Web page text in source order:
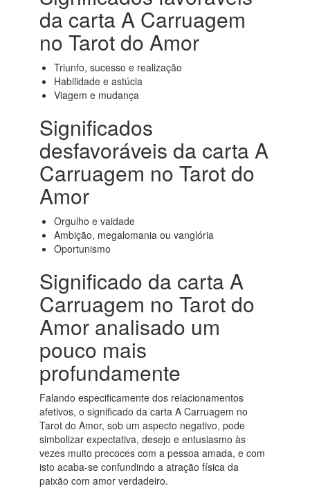
da carta A Carruagem
no Tarot do Amor
Triunfo, sucesso e realização
Habilidade e astúcia
Viagem e mudança
Significados
desfavoráveis da carta A
Carruagem no Tarot do
Amor
Orgulho e vaidade
Ambição, megalomania ou vanglória
Oportunismo
Significado da carta A
Carruagem no Tarot do
Amor analisado um
pouco mais
profundamente
Falando especificamente dos relacionamentos
afetivos, o significado da carta A Carruagem no
Tarot do Amor, sob um aspecto negativo, pode
simbolizar expectativa, desejo e entusiasmo às
vezes muito precoces com a pessoa amada, e com
isto acaba-se confundindo a atração física da
paixão com amor verdadeiro.